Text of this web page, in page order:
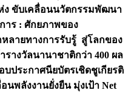
ง ขับเคลื่อนนวัตกรรมพัฒนา
าร : ศักยภาพของ
ลายทางการรับรู้ สู่โลกของ
รางวัลนานาชาติกว่า 400 ผล
บประกาศนียบัตรเชิดชูเกียรติ
พลังงานยั่งยืน มุ่งเป้า Net